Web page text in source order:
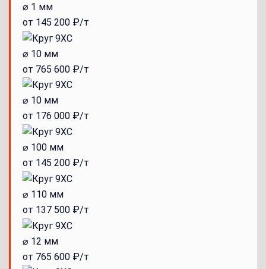
⌀ 1 мм
от 145 200 ₽/т
⌀ 10 мм
от 765 600 ₽/т
⌀ 10 мм
от 176 000 ₽/т
⌀ 100 мм
от 145 200 ₽/т
⌀ 110 мм
от 137 500 ₽/т
⌀ 12 мм
от 765 600 ₽/т